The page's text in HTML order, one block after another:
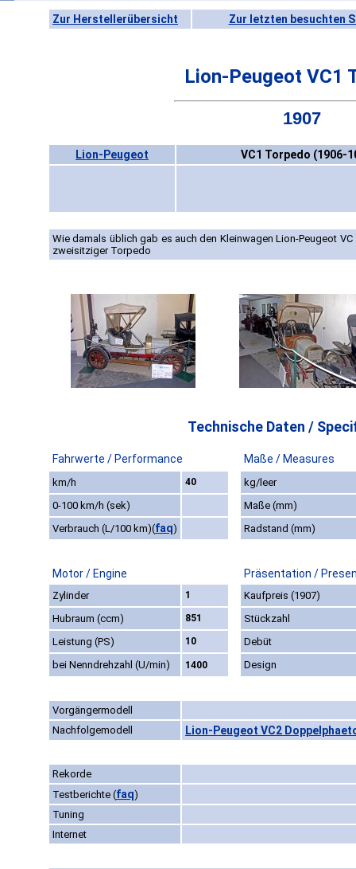
Zur Herstellerübersicht Zur letzten besuchten
Lion-Peugeot VC1
1907
Lion-Peugeot VC1 Torpedo (1906-
Wie damals üblich gab es auch den Kleinwagen Lion-Peugeot
zweisitziger Torpedo
Technische Daten /
Fahrwerte / Performance Maße / Measures
km/h 40
kg/leer
0-100 km/h (sek)
Maße (mm)
Verbrauch (L/100 km)(faq) Radstand (mm)
Motor / Engine Präsentation /
Zylinder 1
Kaufpreis (1907)
Hubraum (ccm)
851
Stückzahl
Leistung (PS)
10
Debüt
bei Nenndrehzahl (U/min)
1400 Design
Vorgängermodell
Nachfolgemodell
Lion-Peugeot VC2
Rekorde
Testberichte (faq)
Tuning
Internet